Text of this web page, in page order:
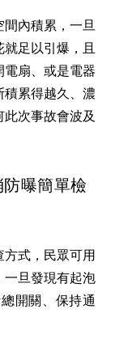
內積累，一旦
足以引爆，且
扇、或是電器
累得越久、濃
次事故會波及
曝簡單檢
方式，民眾可用
一旦發現有起泡
開關、保持通